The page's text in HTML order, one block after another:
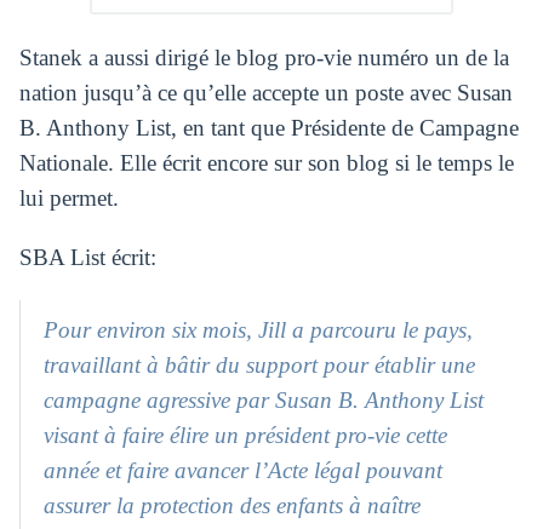
Stanek a aussi dirigé le blog pro-vie numéro un de la
nation jusqu’à ce qu’elle accepte un poste avec Susan
B. Anthony List, en tant que Présidente de Campagne
Nationale. Elle écrit encore sur son blog si le temps le
lui permet.
SBA List écrit:
Pour environ six mois, Jill a parcouru le pays,
travaillant à bâtir du support pour établir une
campagne agressive par Susan B. Anthony List
visant à faire élire un président pro-vie cette
année et faire avancer l’Acte légal pouvant
assurer la protection des enfants à naître